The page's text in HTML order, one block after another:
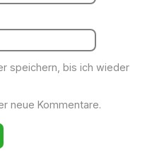
speichern, bis ich wieder
neue Kommentare.